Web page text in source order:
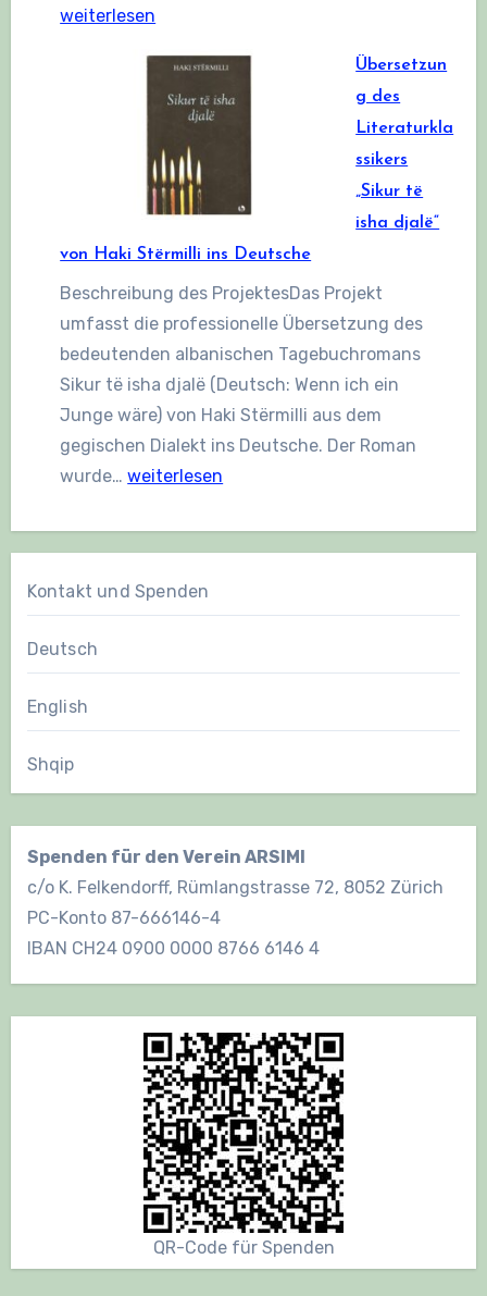
am
März
weiterlesen
Übersetzun
g des
Literaturkla
ssikers
„Sikur të
isha djalë“
von Haki Stërmilli ins Deutsche
Beschreibung des ProjektesDas Projekt
umfasst die professionelle Übersetzung des
bedeutenden albanischen Tagebuchromans
Sikur të isha djalë (Deutsch: Wenn ich ein
Junge wäre) von Haki Stërmilli aus dem
gegischen Dialekt ins Deutsche. Der Roman
wurde…Übersetzung
Literaturklassikers
të
weiterlesen
Kontakt und Spenden
Deutsch
English
Shqip
Spenden für den Verein ARSIMI
c/o K. Felkendorff, Rümlangstrasse 72, 8052 Zürich
PC-Konto 87-666146-4
IBAN CH24 0900 0000 8766 6146 4
QR-Code für Spenden